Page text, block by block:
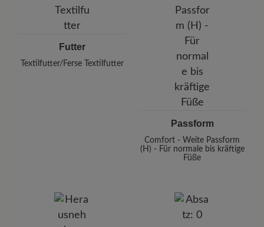
Futter
Textilfutter/Ferse Textilfutter
Passform
Comfort - Weite Passform
(H) - Für normale bis kräftige
Füße